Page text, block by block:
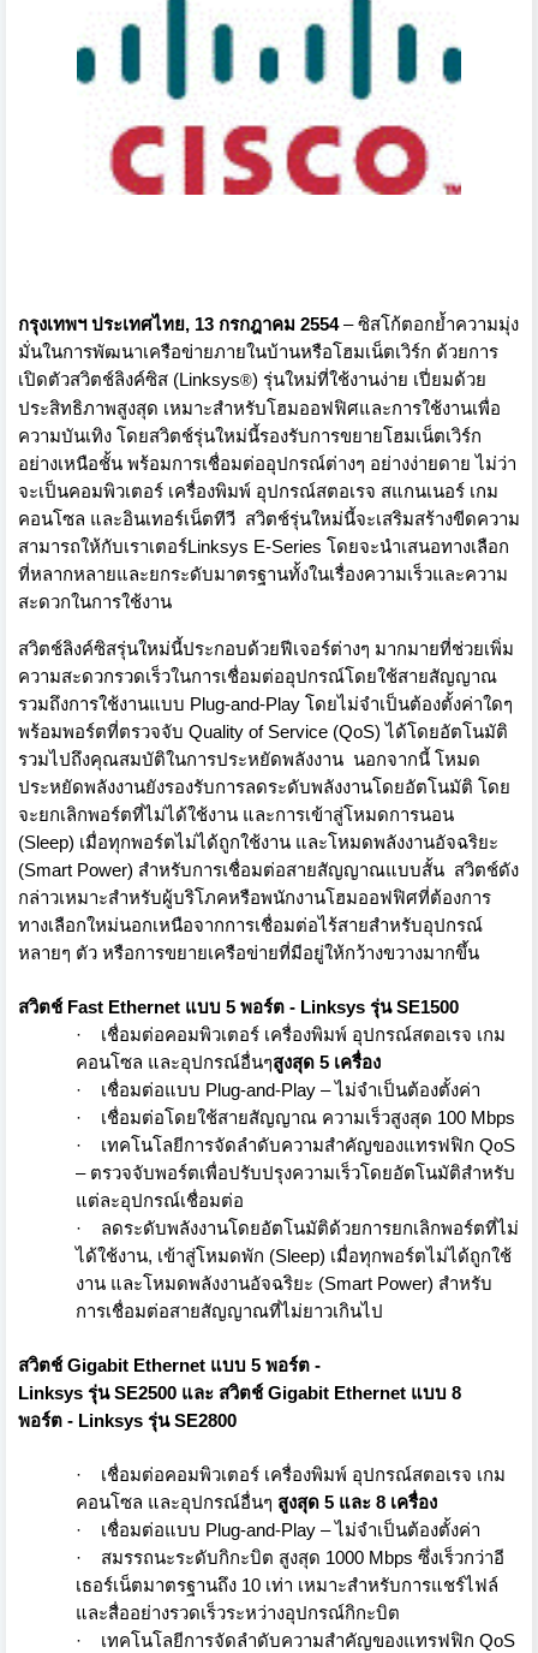
กรุงเทพฯ ประเทศไทย, 13 กรกฎาคม 2554 –ซิสโก้ตอกย้ำความมุ่ง
มั่นในการพัฒนาเครือข่ายภายในบ้านหรือโฮมเน็ตเวิร์ก ด้วยการ
เปิดตัวสวิตช์ลิงค์ซิส (Linksys®) รุ่นใหม่ที่ใช้งานง่าย เปี่ยมด้วย
ประสิทธิภาพสูงสุด เหมาะสำหรับโฮมออฟฟิศและการใช้งานเพื่อ
ความบันเทิง โดยสวิตช์รุ่นใหม่นี้รองรับการขยายโฮมเน็ตเวิร์ก
อย่างเหนือชั้น พร้อมการเชื่อมต่ออุปกรณ์ต่างๆ อย่างง่ายดาย ไม่ว่า
จะเป็นคอมพิวเตอร์ เครื่องพิมพ์ อุปกรณ์สตอเรจ สแกนเนอร์ เกม
คอนโซล และอินเทอร์เน็ตทีวี สวิตช์รุ่นใหม่นี้จะเสริมสร้างขีดความ
สามารถให้กับเราเตอร์Linksys E-Series โดยจะนำเสนอทางเลือก
ที่หลากหลายและยกระดับมาตรฐานทั้งในเรื่องความเร็วและความ
สะดวกในการใช้งาน
สวิตช์ลิงค์ซิสรุ่นใหม่นี้ประกอบด้วยฟีเจอร์ต่างๆ มากมายที่ช่วยเพิ่ม
ความสะดวกรวดเร็วในการเชื่อมต่ออุปกรณ์โดยใช้สายสัญญาณ
รวมถึงการใช้งานแบบ Plug-and-Play โดยไม่จำเป็นต้องตั้งค่าใดๆ
พร้อมพอร์ตที่ตรวจจับ Quality of Service (QoS)ได้โดยอัตโนมัติ
รวมไปถึงคุณสมบัติในการประหยัดพลังงาน นอกจากนี้ โหมด
ประหยัดพลังงานยังรองรับการลดระดับพลังงานโดยอัตโนมัติ โดย
จะยกเลิกพอร์ตที่ไม่ได้ใช้งาน และการเข้าสู่โหมดการนอน
(Sleep) เมื่อทุกพอร์ตไม่ได้ถูกใช้งาน และโหมดพลังงานอัจฉริยะ
(Smart Power) สำหรับการเชื่อมต่อสายสัญญาณแบบสั้น สวิตช์ดัง
กล่าวเหมาะสำหรับผู้บริโภคหรือพนักงานโฮมออฟฟิศที่ต้องการ
ทางเลือกใหม่นอกเหนือจากการเชื่อมต่อไร้สายสำหรับอุปกรณ์
หลายๆ ตัว หรือการขยายเครือข่ายที่มีอยู่ให้กว้างขวางมากขึ้น
สวิตช์ Fast Ethernet แบบ 5 พอร์ต - Linksys รุ่นSE1500
·
เชื่อมต่อคอมพิวเตอร์ เครื่องพิมพ์ อุปกรณ์สตอเรจ เกม
คอนโซล และอุปกรณ์อื่นๆสูงสุด 5 เครื่อง
·
เชื่อมต่อแบบ Plug-and-Play –ไม่จำเป็นต้องตั้งค่า
·
เชื่อมต่อโดยใช้สายสัญญาณ ความเร็วสูงสุด 100 Mbps
·
เทคโนโลยีการจัดลำดับความสำคัญของแทรฟฟิก QoS
– ตรวจจับพอร์ตเพื่อปรับปรุงความเร็วโดยอัตโนมัติสำหรับ
แต่ละอุปกรณ์เชื่อมต่อ
·
ลดระดับพลังงานโดยอัตโนมัติด้วยการยกเลิกพอร์ตที่ไม่
ได้ใช้งาน, เข้าสู่โหมดพัก (Sleep) เมื่อทุกพอร์ตไม่ได้ถูกใช้
งาน และโหมดพลังงานอัจฉริยะ (Smart Power) สำหรับ
การเชื่อมต่อสายสัญญาณที่ไม่ยาวเกินไป
สวิตช์Gigabit Ethernet แบบ 5 พอร์ต -
Linksys รุ่นSE2500 และ สวิตช์Gigabit Ethernet แบบ 8
พอร์ต - Linksys รุ่นSE2800
·
เชื่อมต่อคอมพิวเตอร์ เครื่องพิมพ์ อุปกรณ์สตอเรจ เกม
คอนโซล และอุปกรณ์อื่นๆ สูงสุด 5 และ 8 เครื่อง
·
เชื่อมต่อแบบ Plug-and-Play –ไม่จำเป็นต้องตั้งค่า
·
สมรรถนะระดับกิกะบิต สูงสุด 1000 Mbps ซึ่งเร็วกว่าอี
เธอร์เน็ตมาตรฐานถึง 10 เท่า เหมาะสำหรับการแชร์ไฟล์
และสื่ออย่างรวดเร็วระหว่างอุปกรณ์กิกะบิต
·
เทคโนโลยีการจัดลำดับความสำคัญของแทรฟฟิก QoS